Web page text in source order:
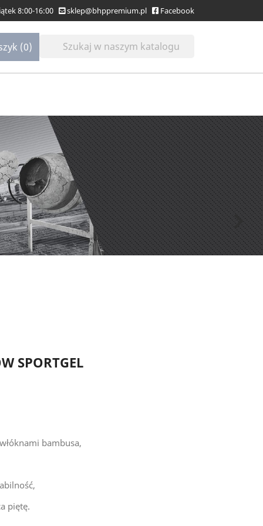
8:00-16:00 sklep@bhppremium.pl Facebook
(0)

Następny
SPORTGEL
bambusa,
piętę.